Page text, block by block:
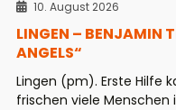
10. August 2026
LINGEN – BENJAMIN
ANGELS“
Lingen (pm). Erste Hilfe
frischen viele Menschen